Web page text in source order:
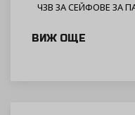
ЧЗВ ЗА СЕЙФОВЕ ЗА
ВИЖ ОЩЕ